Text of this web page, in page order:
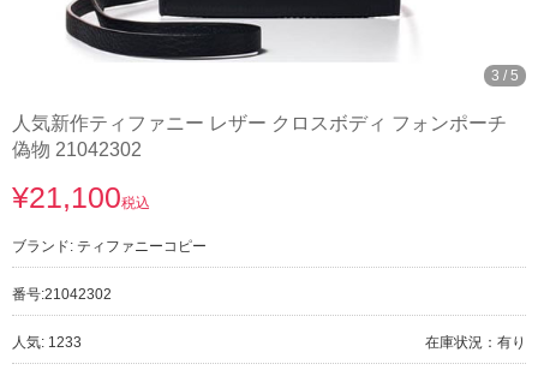
3 / 5
人気新作ティファニー レザー クロスボディ フォンポーチ
偽物 21042302
¥21,100税込
ブランド: ティファニーコピー
番号:21042302
人気: 1233 在庫状況：有り